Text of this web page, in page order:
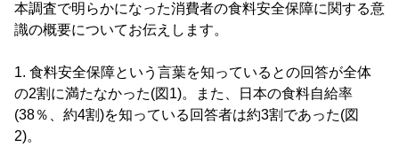
本調査で明らかになった消費者の食料安全保障に関する意
識の概要についてお伝えします。
1. 食料安全保障という言葉を知っているとの回答が全体
の2割に満たなかった(図1)。また、日本の食料自給率
(38％、約4割)を知っている回答者は約3割であった(図
2)。